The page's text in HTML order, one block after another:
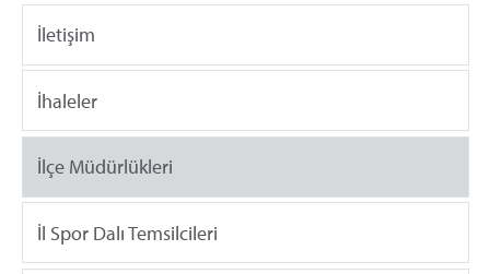
İletişim
İhaleler
İlçe Müdürlükleri
İl Spor Dalı Temsilcileri